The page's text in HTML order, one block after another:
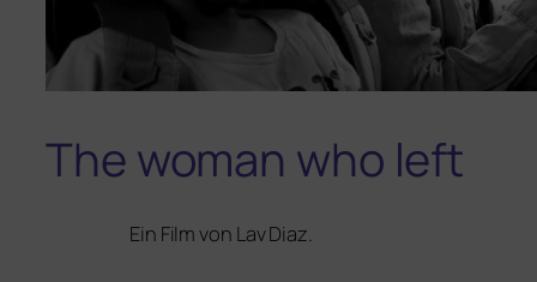
The woman who left
Ein Film von Lav Diaz.